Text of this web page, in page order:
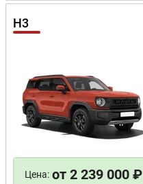
H3
Цена: от 2 239 000 ₽